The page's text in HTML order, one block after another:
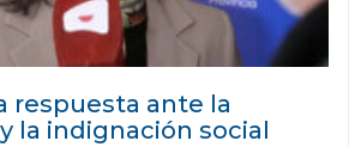
respuesta ante la
la indignación social